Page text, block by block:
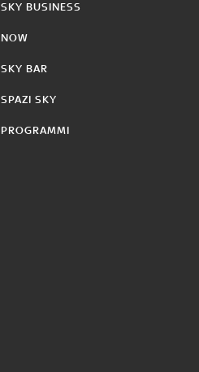
SKY BUSINESS
NOW
SKY BAR
SPAZI SKY
PROGRAMMI